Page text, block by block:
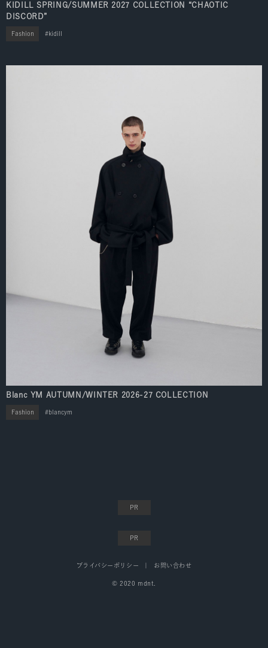
KIDILL SPRING/SUMMER 2027 COLLECTION “CHAOTIC
DISCORD”
Fashion kidill
Blanc YM AUTUMN/WINTER 2026-27 COLLECTION
Fashion blancym
プライバシーポリシー お問い合わせ
© 2020 mdnt.